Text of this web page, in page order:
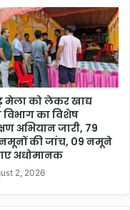
मेला को लेकर खाद्य
विभाग का विशेष
अभियान जारी, 79
नमूनों की जांच, 09 नमूने
अधोमानक
2, 2026